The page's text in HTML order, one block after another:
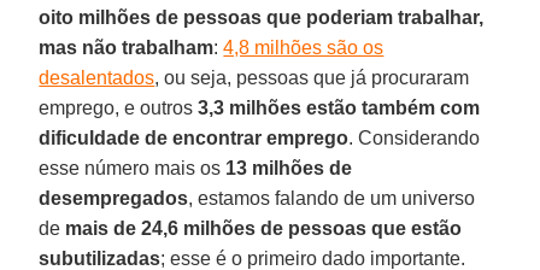
oito milhões de pessoas que poderiam trabalhar,
mas não trabalham:4,8 milhões são os
desalentados, ou seja, pessoas que já procuraram
emprego, e outros3,3 milhões estão também com
dificuldade de encontrar emprego. Considerando
esse número mais os 13 milhões de
desempregados, estamos falando de um universo
de mais de 24,6 milhões de pessoas que estão
subutilizadas; esse é o primeiro dado importante.